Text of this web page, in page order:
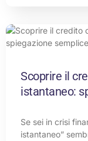
Scoprire il
istantaneo:
Se sei in crisi
istantaneo”